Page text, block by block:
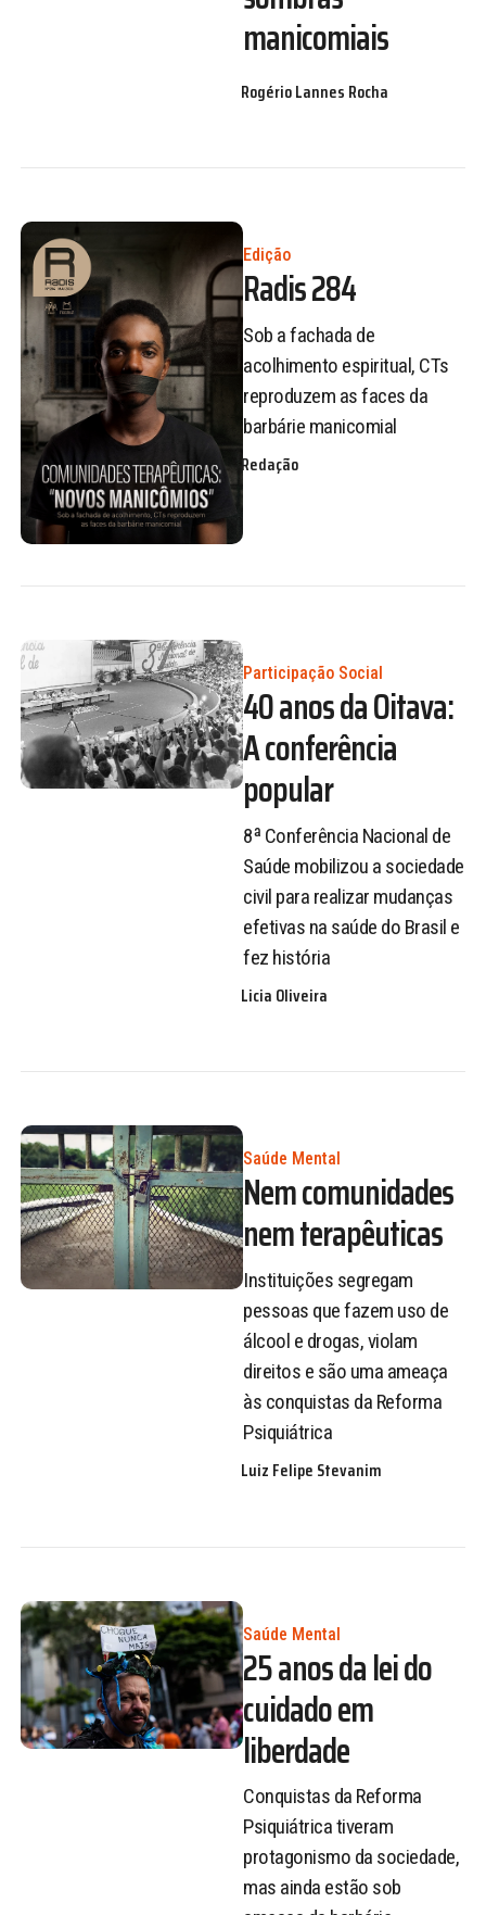
manicomiais
Rogério Lannes Rocha
Edição
Radis 284
Sob a fachada de
acolhimento espiritual, CTs
reproduzem as faces da
barbárie manicomial
Redação
Participação Social
40 anos da Oitava:
A conferência
popular
8ª Conferência Nacional de
Saúde mobilizou a sociedade
civil para realizar mudanças
efetivas na saúde do Brasil e
fez história
Licia Oliveira
Saúde Mental
Nem comunidades
nem terapêuticas
Instituições segregam
pessoas que fazem uso de
álcool e drogas, violam
direitos e são uma ameaça
às conquistas da Reforma
Psiquiátrica
Luiz Felipe Stevanim
Saúde Mental
25 anos da lei do
cuidado em
liberdade
Conquistas da Reforma
Psiquiátrica tiveram
protagonismo da sociedade,
mas ainda estão sob